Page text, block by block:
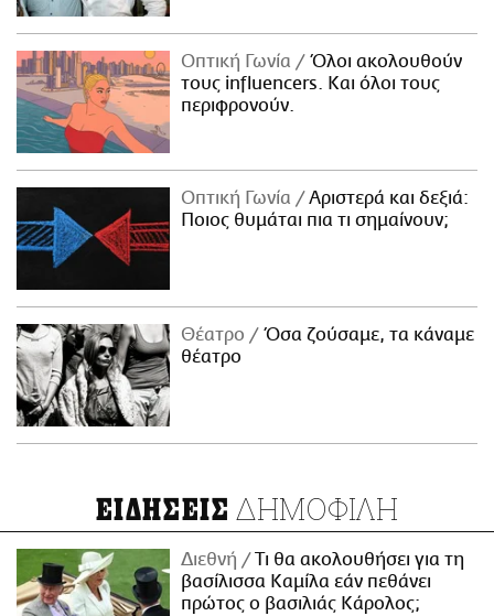
Οπτική Γωνία
Όλοι ακολουθούν
τους influencers. Και όλοι τους
περιφρονούν.
Οπτική Γωνία
Αριστερά και δεξιά:
Ποιος θυμάται πια τι σημαίνουν;
Θέατρο
Όσα ζούσαμε, τα κάναμε
θέατρο
ΕΙΔΗΣΕΙΣ ΔΗΜΟΦΙΛΗ
Διεθνή
Τι θα ακολουθήσει για τη
βασίλισσα Καμίλα εάν πεθάνει
πρώτος ο βασιλιάς Κάρολος;